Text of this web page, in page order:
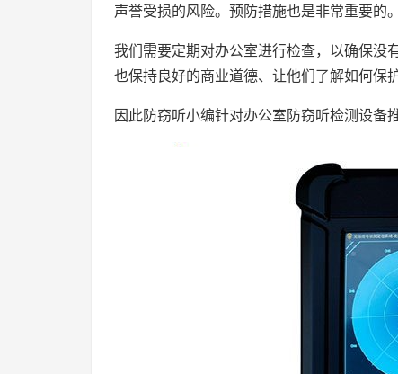
声誉受损的风险。预防措施也是非常重要的。
我们需要定期对办公室进行检查，以确保没
也保持良好的商业道德、让他们了解如何保
因此防窃听小编针对办公室防窃听检测设备